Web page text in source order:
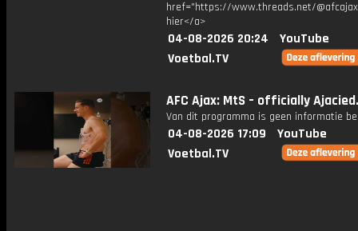
href="https://www.threads.net/
hier</a>
04-08-2026 20:24
YouTube
Voetbal.TV
AFC Ajax: MtS – officially Ajacied.
Van dit programma is geen informatie
04-08-2026 17:09
YouTube
Voetbal.TV